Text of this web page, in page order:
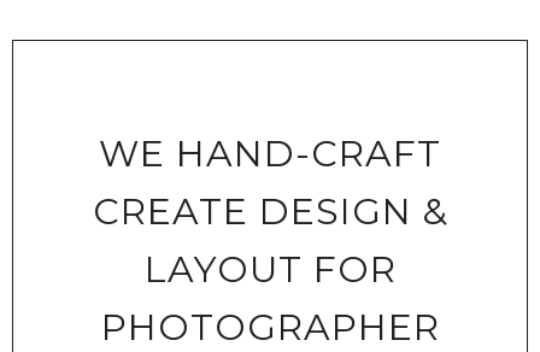
WE HAND-CRAFT
CREATE DESIGN &
LAYOUT FOR
PHOTOGRAPHER